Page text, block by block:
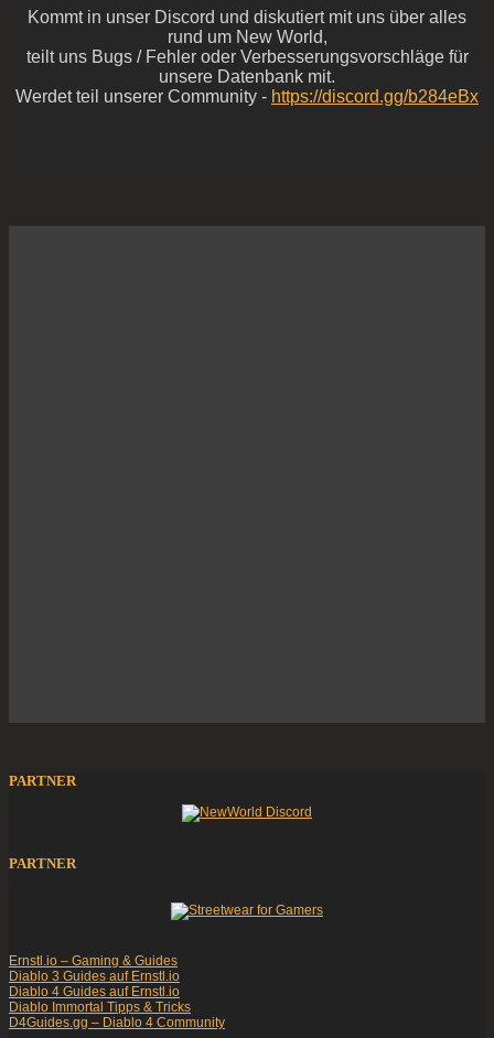
Kommt in unser Discord und diskutiert mit uns über alles
rund um New World,
teilt uns Bugs / Fehler oder Verbesserungsvorschläge für
unsere Datenbank mit.
Werdet teil unserer Community - https://discord.gg/b284eBx
PARTNER
PARTNER
Ernstl.io – Gaming & Guides
Diablo 3 Guides auf Ernstl.io
Diablo 4 Guides auf Ernstl.io
Diablo Immortal Tipps & Tricks
D4Guides.gg – Diablo 4 Community